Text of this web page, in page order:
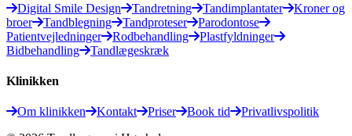
Digital Smile Design Tandretning Tandimplantater
Kroner og
broer
Tandblegning Tandproteser
Parodontose
Patientvejledninger
Rodbehandling
Plastfyldninger
Bidbehandling
Tandlægeskræk
Klinikken
Om klinikken Kontakt Priser Book tid
Privatlivspolitik